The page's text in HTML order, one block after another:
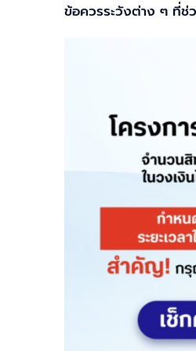
ข้อควรระวังต่าง ๆ ที่ช่